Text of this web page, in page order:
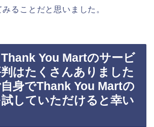
ることだと思いました。
Thank You Martのサービ
はたくさんありました
身でThank You Martの
していただけると幸い